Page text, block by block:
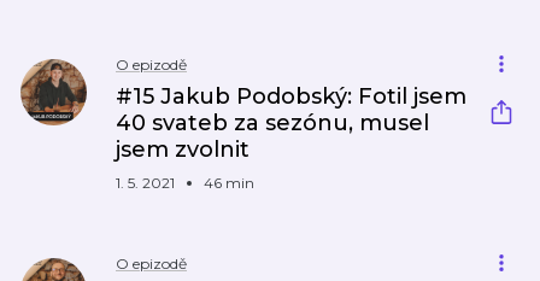
O epizodě
#15 Jakub Podobský: Fotil jsem
40 svateb za sezónu, musel
jsem zvolnit
1. 5. 2021 46 min
O epizodě